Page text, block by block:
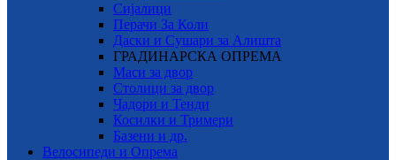
Сијалици
Перачи За Коли
Даски и Сушари за Алишта
ГРАДИНАРСКА ОПРЕМА
Маси за двор
Столици за двор
Чадори и Тенди
Косилки и Тримери
Базени и др.
Велосипеди и Опрема